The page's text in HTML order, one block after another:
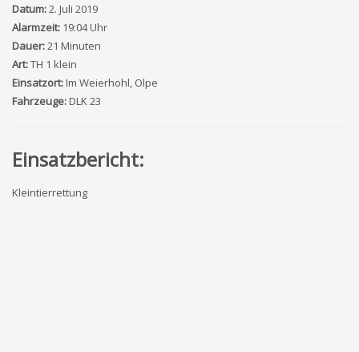
Datum:2. Juli 2019
Alarmzeit: 19:04 Uhr
Dauer:21 Minuten
Art:TH 1 klein
Einsatzort:Im Weierhohl, Olpe
Fahrzeuge:DLK 23
Einsatzbericht:
Kleintierrettung